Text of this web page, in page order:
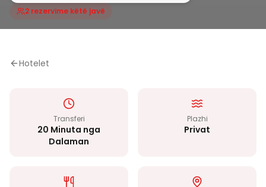
2 rezervime këtë javë
Hotelet
Transferi
20 Minuta nga
Dalaman
Plazhi
Privat